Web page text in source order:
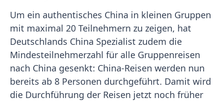
Um ein authentisches China in kleinen Gruppen
mit maximal 20 Teilnehmern zu zeigen, hat
Deutschlands China Spezialist zudem die
Mindesteilnehmerzahl für alle Gruppenreisen
nach China gesenkt: China-Reisen werden nun
bereits ab 8 Personen durchgeführt. Damit wird
die Durchführung der Reisen jetzt noch früher